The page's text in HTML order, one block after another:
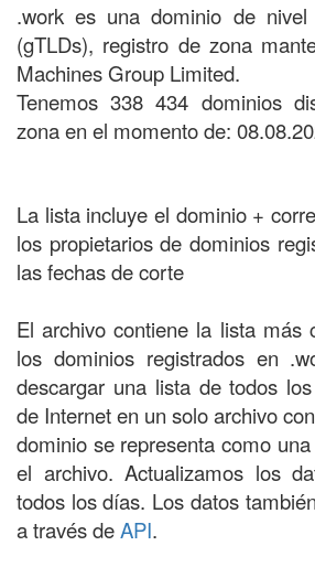
.work es una dominio de nivel
(gTLDs), registro de zona
Machines Group Limited.
Tenemos 338 434 dominios
zona en el momento de:
La lista incluye el dominio +
los propietarios de dominios
las fechas de corte
El archivo contiene la lista más
los dominios registrados en
descargar una lista de todos
de Internet en un solo archivo
dominio se representa como
el archivo. Actualizamos los
todos los días. Los datos
a través deAPI.